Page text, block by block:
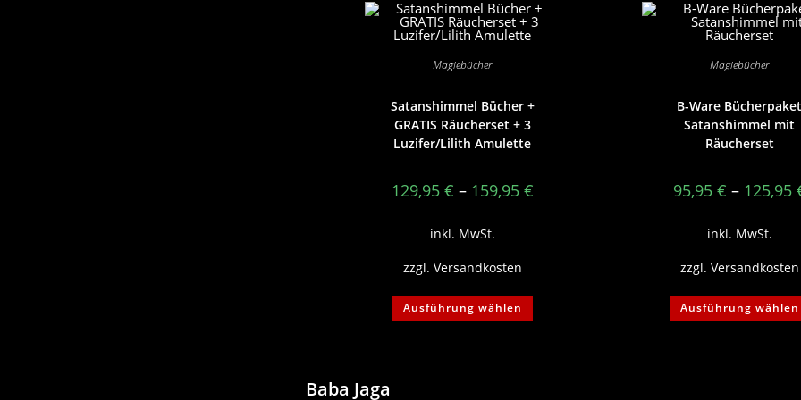
Magiebücher
Satanshimmel Bücher +
GRATIS Räucherset + 3
Luzifer/Lilith Amulette
129,95 € – 159,95 €
inkl. MwSt.
zzgl. Versandkosten
Ausführung wählen Dieses
weist
Magiebücher
B-Ware Bücherpaket
Satanshimmel mit
Räucherset
95,95 € – 125,95
inkl. MwSt.
zzgl. Versandkosten
Ausführung wählen
Baba Jaga